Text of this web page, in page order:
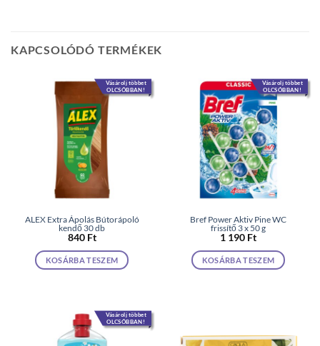
KAPCSOLÓDÓ TERMÉKEK
Vásárolj többet
OLCSÓBBAN!
ALEX Extra Ápolás Bútorápoló
kendő 30 db
840 Ft
KOSÁRBA TESZEM
Vásárolj többet
OLCSÓBBAN!
Bref Power Aktiv Pine WC
frissítő 3 x 50 g
1 190 Ft
KOSÁRBA TESZEM
Vásárolj többet
OLCSÓBBAN!